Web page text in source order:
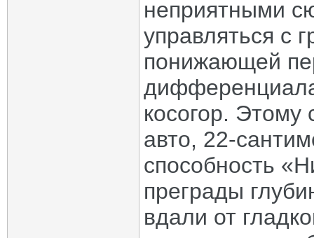
неприятными
управляться с
понижающей
косогор. Этому
авто, 22-
способность
преграды
вдали от